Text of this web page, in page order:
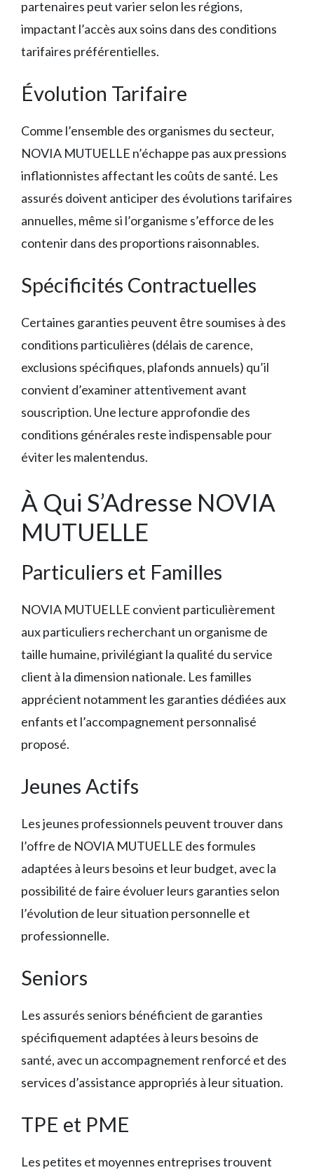
partenaires peut varier selon les régions,
impactant l’accès aux soins dans des conditions
tarifaires préférentielles.
Évolution Tarifaire
Comme l’ensemble des organismes du secteur,
NOVIA MUTUELLE n’échappe pas aux pressions
inflationnistes affectant les coûts de santé. Les
assurés doivent anticiper des évolutions tarifaires
annuelles, même si l’organisme s’efforce de les
contenir dans des proportions raisonnables.
Spécificités Contractuelles
Certaines garanties peuvent être soumises à des
conditions particulières (délais de carence,
exclusions spécifiques, plafonds annuels) qu’il
convient d’examiner attentivement avant
souscription. Une lecture approfondie des
conditions générales reste indispensable pour
éviter les malentendus.
À Qui S’Adresse NOVIA
MUTUELLE
Particuliers et Familles
NOVIA MUTUELLE convient particulièrement
aux particuliers recherchant un organisme de
taille humaine, privilégiant la qualité du service
client à la dimension nationale. Les familles
apprécient notamment les garanties dédiées aux
enfants et l’accompagnement personnalisé
proposé.
Jeunes Actifs
Les jeunes professionnels peuvent trouver dans
l’offre de NOVIA MUTUELLE des formules
adaptées à leurs besoins et leur budget, avec la
possibilité de faire évoluer leurs garanties selon
l’évolution de leur situation personnelle et
professionnelle.
Seniors
Les assurés seniors bénéficient de garanties
spécifiquement adaptées à leurs besoins de
santé, avec un accompagnement renforcé et des
services d’assistance appropriés à leur situation.
TPE et PME
Les petites et moyennes entreprises trouvent